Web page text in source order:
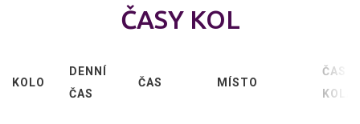
ČASY KOL
KOLO
DENNÍ
ČAS
ČAS MÍSTO
ČAS
KOLA